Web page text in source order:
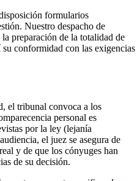
formularios
Nuestro despacho de
preparación de la totalidad de
su conformidad con las exigencias
el tribunal convoca a los
personal es
por la ley (lejanía
el juez se asegura de
y de que los cónyuges han
de su decisión.